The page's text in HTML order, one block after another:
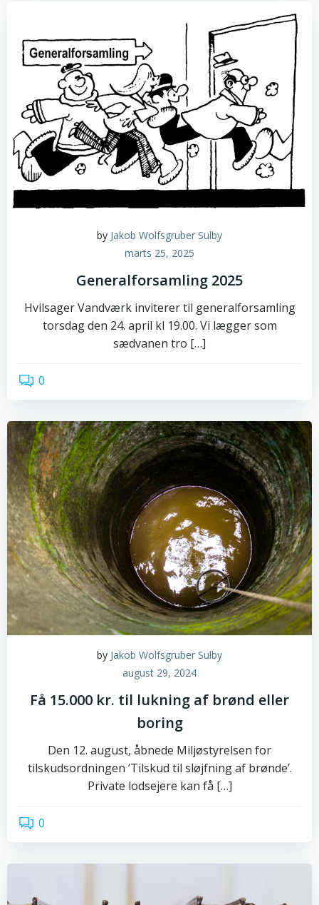
by Jakob Wolfsgruber Sulby
marts 25, 2025
Generalforsamling 2025
Hvilsager Vandværk inviterer til generalforsamling
torsdag den 24. april kl 19.00. Vi lægger som
sædvanen tro […]
0
by Jakob Wolfsgruber Sulby
august 29, 2024
Få 15.000 kr. til lukning af brønd eller
boring
Den 12. august, åbnede Miljøstyrelsen for
tilskudsordningen ’Tilskud til sløjfning af brønde’.
Private lodsejere kan få […]
0